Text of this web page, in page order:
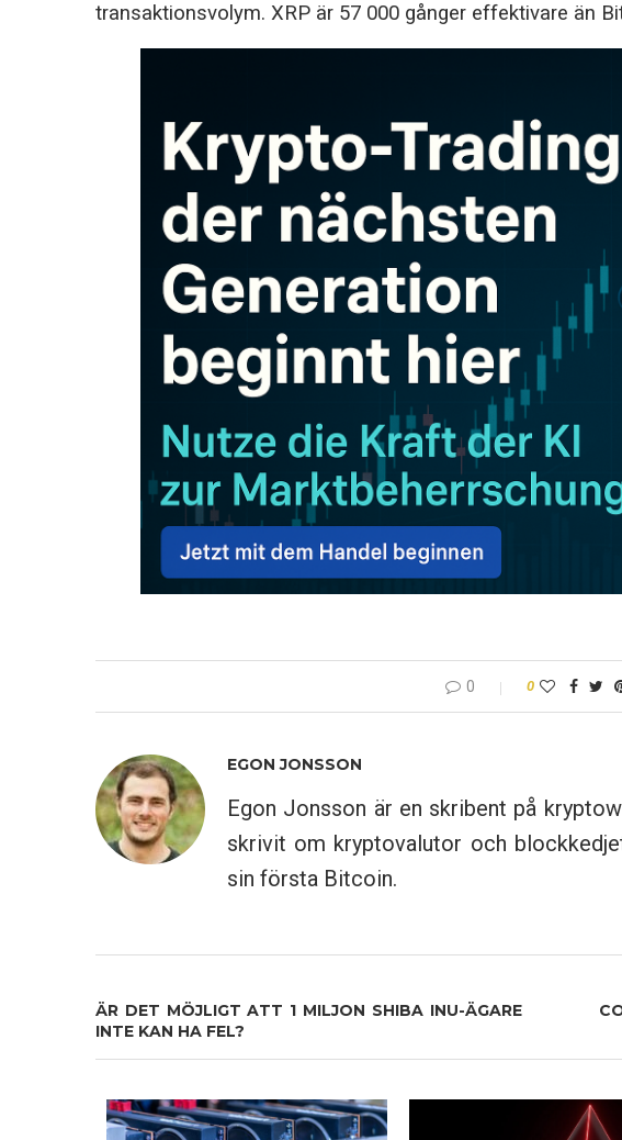
transaktionsvolym. XRP är 57 000 gånger effektivare än
0 0
EGON JONSSON
Egon Jonsson är en skribent på
skrivit om kryptovalutor och
sin första Bitcoin.
ÄR DET MÖJLIGT ATT 1 MILJON SHIBA INU-ÄGARE
INTE KAN HA FEL?